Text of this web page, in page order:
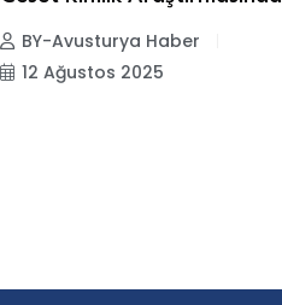
BY-Avusturya Haber
12 Ağustos 2025